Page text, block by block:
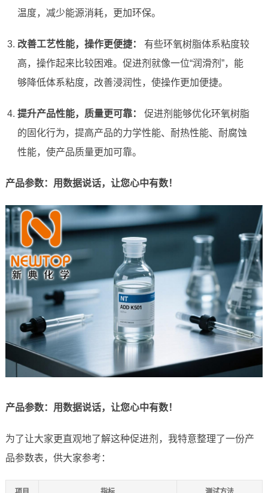
温度，减少能源消耗，更加环保。
改善工艺性能，操作更便捷：
有些环氧树脂体系粘度较
高，操作起来比较困难。促进剂就像一位“润滑剂”，能
够降低体系粘度，改善浸润性，使操作更加便捷。
提升产品性能，质量更可靠：
促进剂能够优化环氧树脂
的固化行为，提高产品的力学性能、耐热性能、耐腐蚀
性能，使产品质量更加可靠。
产品参数：用数据说话，让您心中有数！
产品参数：用数据说话，让您心中有数！
为了让大家更直观地了解这种促进剂，我特意整理了一份产
品参数表，供大家参考：